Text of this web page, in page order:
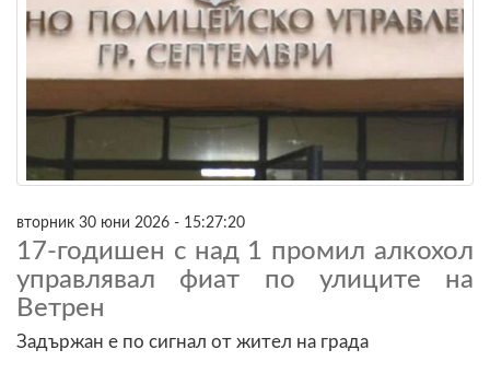
вторник 30 юни 2026 - 15:27:20
17-годишен с над 1 промил алкохол
управлявал фиат по улиците на
Ветрен
Задържан е по сигнал от жител на грaда